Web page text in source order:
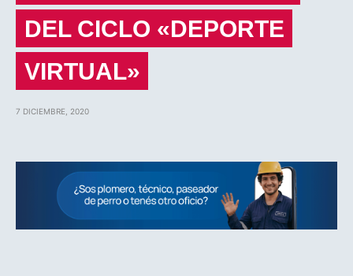
DEL CICLO «DEPORTE
VIRTUAL»
7 DICIEMBRE, 2020